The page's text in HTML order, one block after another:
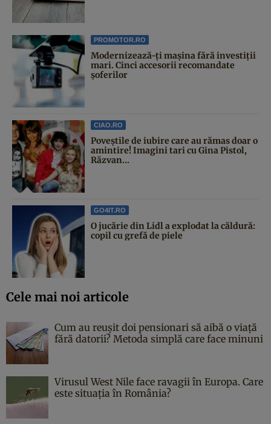
PROMOTOR.RO
Modernizează-ți mașina fără investiții
mari. Cinci accesorii recomandate
șoferilor
CIAO.RO
Poveştile de iubire care au rămas doar o
amintire! Imagini tari cu Gina Pistol,
Răzvan...
GO4IT.RO
O jucărie din Lidl a explodat la căldură:
copil cu grefă de piele
Cele mai noi articole
Cum au reușit doi pensionari să aibă o viață
fără datorii? Metoda simplă care face minuni
Virusul West Nile face ravagii în Europa. Care
este situația în România?